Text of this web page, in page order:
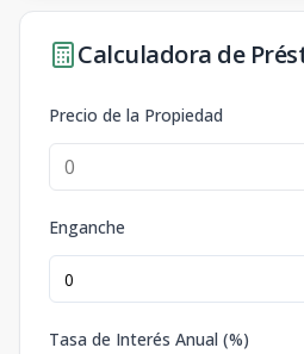
Calculadora de
Precio de la Propiedad
Enganche
Tasa de Interés Anual (%)